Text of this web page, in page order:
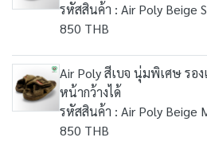
รหัสสินค้า : Air Poly Beige S
850 THB
Air Poly สีเบจ นุ่มพิเศษ รอ
หน้ากว้างได้
รหัสสินค้า : Air Poly Beige
850 THB